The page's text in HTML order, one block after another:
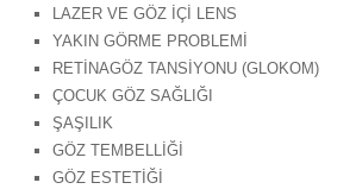
LAZER VE GÖZ İÇİ LENS
YAKIN GÖRME PROBLEMİ
RETİNAGÖZ TANSİYONU (GLOKOM)
ÇOCUK GÖZ SAĞLIĞI
ŞAŞILIK
GÖZ TEMBELLİĞİ
GÖZ ESTETİĞİ